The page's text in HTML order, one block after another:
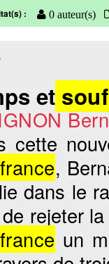
: 0 auteur(s)
et
cette
,
dans le
rejeter
un